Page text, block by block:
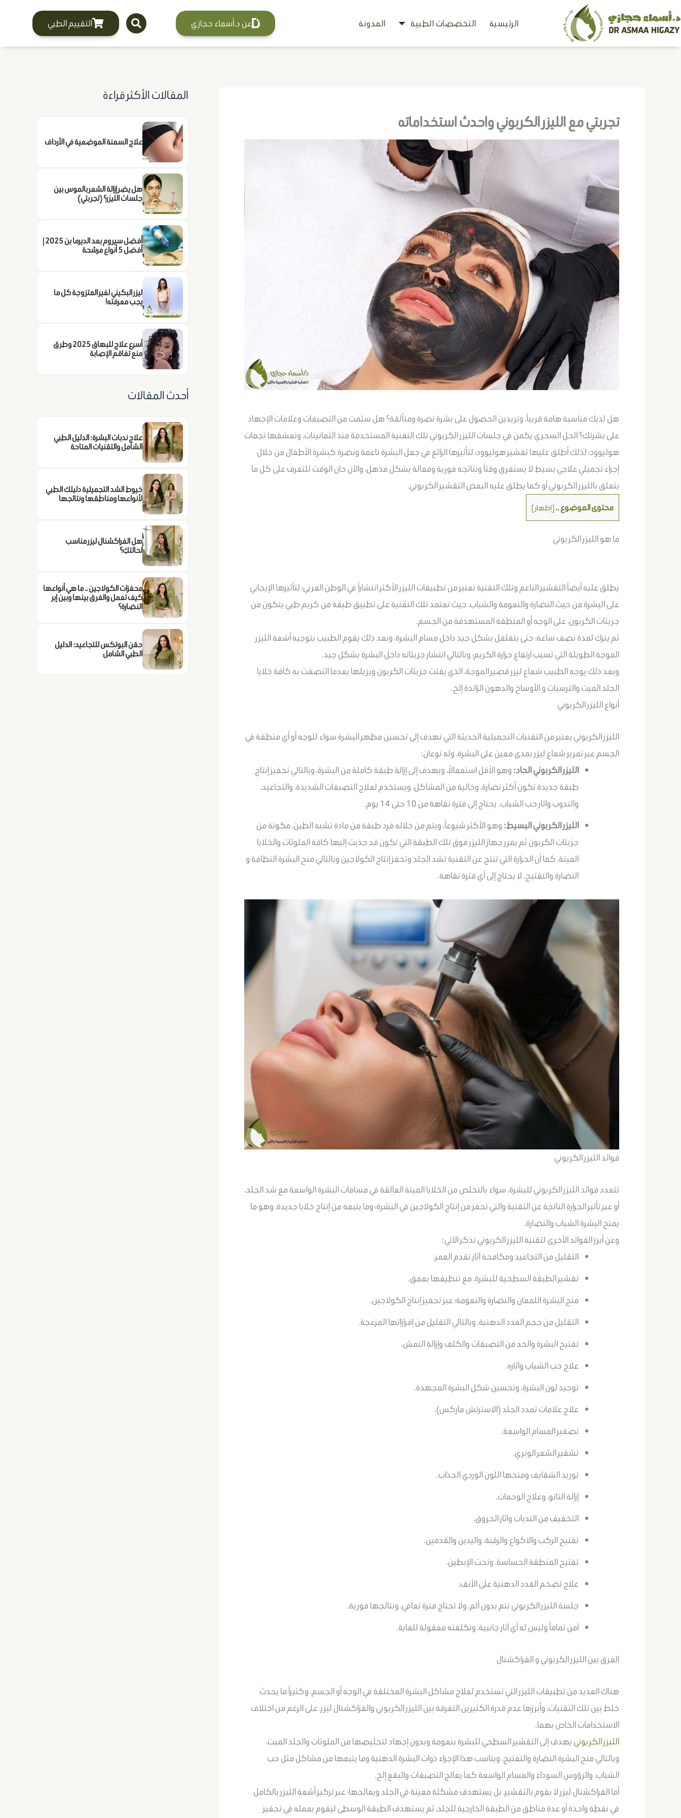
تخطي
إلى
الرئيسية التخصصات الطبية المدونة عن د.أسماء حجازي التقييم الطبي
تجربتي مع الليزر الكربوني واحدث استخداماته
هل لديك مناسبة هامة قريباً، وتريدين الحصول على بشرة نضرة ومتألقة؟ هل سئمت من التصبغات وعلامات الإجهاد
على بشرتك؟ الحل السحري يكمن في جلسات الليزر الكربوني تلك التقنية المستخدمة منذ الثمانينات، وتعشقها نجمات
هوليوود؛ لذلك أطلق عليها تقشير هوليوود؛ لتأثيرها الرائع في جعل البشرة ناعمة ونضرة كبشرة الأطفال من خلال
إجراء تجميلي علاجي بسيط لا يستغرق وقتاً ونتائجه فورية وفعالة بشكل مذهل، والآن حان الوقت للتعرف على كل ما
يتعلق بالليزر الكربوني أو كما يطلق عليه البعض التقشير الكربوني.
محتوى الموضوع ..[إظهار]
ما هو الليزر الكربوني
يطلق عليه أيضاً التقشير الناعم وتلك التقنية تعتبر من تطبيقات الليزر الأكثر انتشاراً في الوطن العربي؛ لتأثيرها الإيجابي
على البشرة من حيث النضارة والنعومة والشباب، حيث تعتمد تلك التقنية على تطبيق طبقة من كريم طبي يتكون من
جزيئات الكربون، على الوجه أو المنطقة المستهدفة من الجسم.
ثم يترك لمدة نصف ساعة؛ حتى يتغلغل بشكل جيد داخل مسام البشرة، وبعد ذلك يقوم الطبيب بتوجيه أشعة الليزر
الموجة الطويلة التي تسبب ارتفاع حرارة الكريم؛ وبالتالي انتشار جزيئاته داخل البشرة بشكل جيد.
وبعد ذلك يوجه الطبيب شعاع ليزر قصير الموجة، الذي يفتت جزيئات الكربون ويزيلها بعدما التصقت به كافة خلايا
الجلد الميت والترسبات و الأوساخ والدهون الزائدة إلخ.
أنواع الليزر الكربوني
الليزر الكربوني يعتبر من التقنيات التجميلية الحديثة التي تهدف إلى تحسين مظهر البشرة سواء للوجه أو أي منطقة في
الجسم عبر تمرير شعاع ليزر بمدى معين على البشرة، وله نوعان:
الليزر الكربوني الحاد: وهو الأقل استعمالاً، ويهدف إلى إزالة طبقة كاملة من البشرة، وبالتالي تحفيز إنتاج
طبقة جديدة تكون أكثر نضارة، وخالية من المشاكل، ويستخدم لعلاج التصبغات الشديدة، والتجاعيد،
والندوب واثار حب الشباب. يحتاج إلى فترة نقاهة من 10 حتى 14 يوم.
الليزر الكربوني البسيط: وهو الأكثر شيوعاً، ويتم من خلاله فرد طبقة من مادة تشبه الطين، مكونة من
جزيئات الكربون ثم يمرر جهاز الليزر فوق تلك الطبقة التي تكون قد جذبت إليها كافة الملوثات والخلايا
الميتة، كما أن الحرارة التي تنتج عن التقنية تشد الجلد وتحفز إنتاج الكولاجين وبالتالي منح البشرة النظافة و
النضارة والتفتيح. لا يحتاج إلى أي فترة نقاهة.
فوائد الليزر الكربوني
تتعدد فوائد الليزر الكربوني للبشرة، سواء بالتخلص من الخلايا الميتة العالقة في مسامات البشرة الواسعة مع شد الجلد،
أو عبر تأثير الحرارة الناتجة عن التقنية والتي تحفز من إنتاج الكولاجين في البشرة؛ وما يتبعه من إنتاج خلايا جديدة، وهو ما
يمنح البشرة الشباب والنضارة.
وعن أبرز الفوائد الأخرى لتقنية الليزر الكربوني نذكر الآتي:
التقليل من التجاعيد ومكافحة آثار تقدم العمر.
تقشير الطبقة السطحية للبشرة، مع تنظيفها بعمق.
منح البشرة اللمعان والنضارة والنعومة؛ عبر تحفيز إنتاج الكولاجين.
التقليل من حجم الغدد الدهنية، وبالتالي التقليل من إفرازاتها المزعجة.
تفتيح البشرة والحد من التصبغات والكلف وإزالة النمش.
علاج حب الشباب وآثاره.
توحيد لون البشرة، وتحسين شكل البشرة المجهدة.
علاج علامات تمدد الجلد (الاسترتش ماركس).
تصغير المسام الواسعة.
تشقير الشعر الوبري.
توريد الشفايف ومنحها اللون الوردي الجذاب.
إزالة التاتو، وعلاج الوحمات.
التخفيف من الندبات واثار الحروق.
تفتيح الركب والاكواع والرقبة، واليدين والقدمين.
تفتيح المنطقة الحساسة، وتحت الإبطين.
علاج تضخم الغدد الدهنية على الأنف.
جلسة الليزر الكربوني تتم بدون ألم، ولا تحتاج فترة تعافي، ونتائجها فورية.
آمن تماماً وليس له أي آثار جانبية، وتكلفته معقولة للغاية.
الفرق بين الليزر الكربوني و الفراكشنال
هناك العديد من تطبيقات الليزر التي تستخدم لعلاج مشاكل البشرة المختلفة في الوجه أو الجسم، وكثيراً ما يحدث
خلط بين تلك التقنيات، وأبرزها عدم قدرة الكثيرين التفرقة بين الليزر الكربوني والفراكشنال ليزر، على الرغم من اختلاف
الاستخدامات الخاص بهما.
الليزر الكربوني يهدف إلى التقشير السطحي للبشرة بنعومة وبدون إجهاد لتخليصها من الملوثات والجلد الميت،
وبالتالي منح البشرة النضارة والتفتيح، ويناسب هذا الإجراء ذوات البشرة الدهنية وما يتبعها من مشاكل مثل حب
الشباب، والرؤوس السوداء والمسام الواسعة كما يعالج التصبغات والبقع إلخ.
أما الفراكشنال ليزر لا يقوم بالتقشير، بل يستهدف مشكلة معينة في الجلد ويعالجها؛ عبر تركيز أشعة الليزر بالكامل
في نقطة واحدة أو عدة مناطق من الطبقة الخارجية للجلد، ثم يستهدف الطبقة الوسطى ليقوم بعمله في تحفيز
المقالات الأكثر قراءة
علاج السمنة الموضعية في الأرداف
هل يضر إزالة الشعر بالموس بين
جلسات الليزر؟ (تجربتي)
أفضل سيروم بعد الديرما بن 2025 |
أفضل 5 أنواع مرشحة
ليزر البكيني لغير المتزوجة كل ما
يجب معرفته!
أسرع علاج للبهاق 2025 وطرق
منع تفاقم الإصابة
أحدث المقالات
علاج ندبات البشرة: الدليل الطبي
الشامل والتقنيات المتاحة
خيوط الشد التجميلية دليلك الطبي
لأنواعها ومناطقها ونتائجها
هل الفراكشنال ليزر مناسب
لحالتكِ؟
محفزات الكولاجين .. ما هي أنواعها
كيف تعمل والفرق بينها وبين إبر
النضارة؟
حقن البوتكس للتجاعيد: الدليل
الطبي الشامل